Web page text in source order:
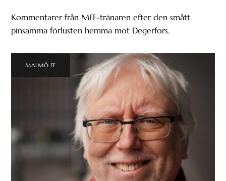
Kommentarer från MFF-tränaren efter den smått
pinsamma förlusten hemma mot Degerfors.
MALMÖ FF